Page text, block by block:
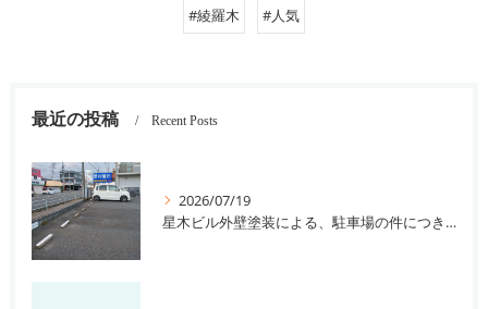
#綾羅木 #人気
最近の投稿 Recent Posts
2026/07/19
星木ビル外壁塗装による、駐車場の件につきまして。